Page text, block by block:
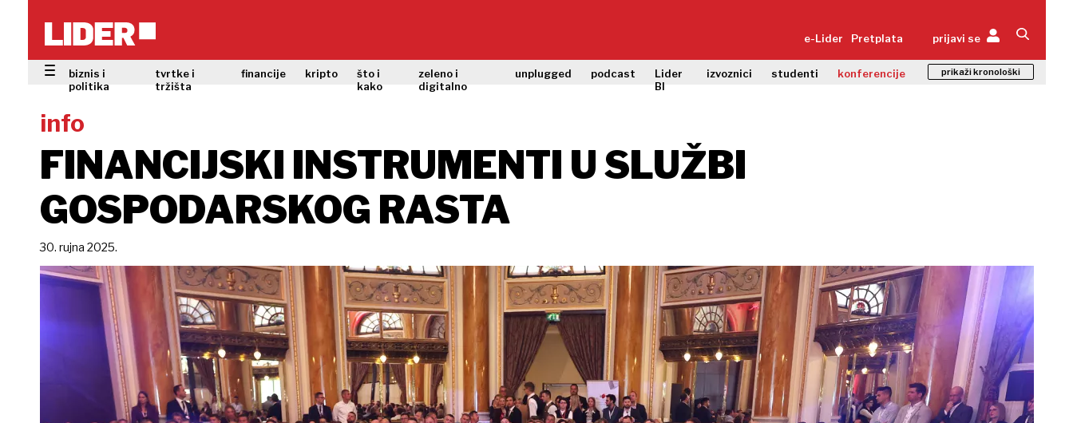
e-Lider Pretplata prijavi se
biznis i
politika
tvrtke i
tržišta
financije kripto
što i
kako
zeleno i
digitalno
unplugged podcast
Lider
BI
izvoznici studenti konferencije prikaži kronološki
info
FINANCIJSKI INSTRUMENTI U SLUŽBI
GOSPODARSKOG RASTA
30. rujna 2025.